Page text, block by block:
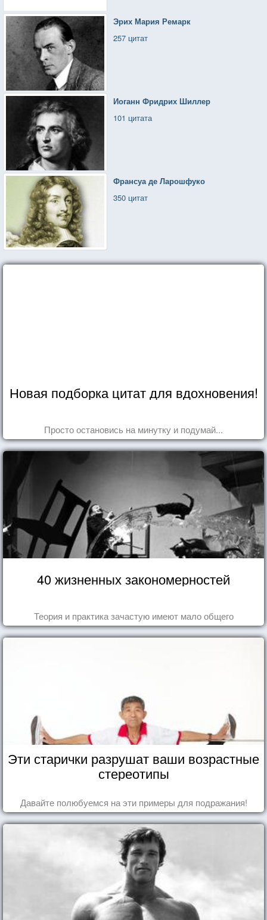
Эрих Мария Ремарк
257 цитат
Иоганн Фридрих Шиллер
101 цитата
Франсуа де Ларошфуко
350 цитат
Новая подборка цитат для вдохновения!
Просто остановись на минутку и подумай...
40 жизненных закономерностей
Теория и практика зачастую имеют мало общего
Эти старички разрушат ваши возрастные
стереотипы
Давайте полюбуемся на эти примеры для подражания!